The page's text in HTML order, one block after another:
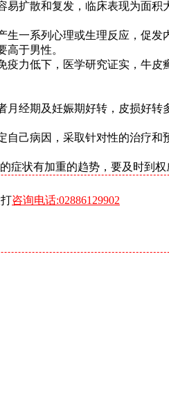
扩散和复发，临床表现为面
一系列心理或生理反应，促
于男性。
力低下，医学研究证实，牛
经期及妊娠期好转，皮损好转
己病因，采取针对性的治疗和
状有加重的趋势，要及时到权
咨询电话:02886129902